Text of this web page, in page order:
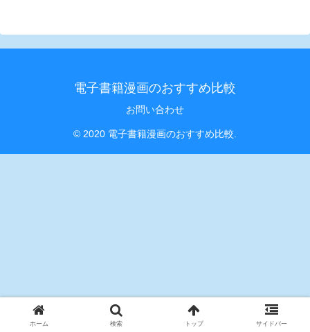
電子書籍漫画のおすすめ比較
お問い合わせ
© 2020 電子書籍漫画のおすすめ比較.
ホーム 検索 トップ サイドバー